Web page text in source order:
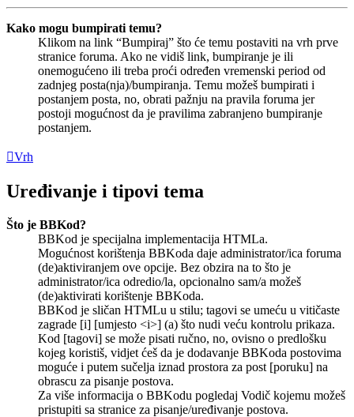
Kako mogu bumpirati temu?
Klikom na link “Bumpiraj” što će temu postaviti na vrh prve
stranice foruma. Ako ne vidiš link, bumpiranje je ili
onemogućeno ili treba proći određen vremenski period od
zadnjeg posta(nja)/bumpiranja. Temu možeš bumpirati i
postanjem posta, no, obrati pažnju na pravila foruma jer
postoji mogućnost da je pravilima zabranjeno bumpiranje
postanjem.
Vrh
Uređivanje i tipovi tema
Što je BBKod?
BBKod je specijalna implementacija HTMLa.
Mogućnost korištenja BBKoda daje administrator/ica foruma
(de)aktiviranjem ove opcije. Bez obzira na to što je
administrator/ica odredio/la, opcionalno sam/a možeš
(de)aktivirati korištenje BBKoda.
BBKod je sličan HTMLu u stilu; tagovi se umeću u vitičaste
zagrade [i] [umjesto <i>] (a) što nudi veću kontrolu prikaza.
Kod [tagovi] se može pisati ručno, no, ovisno o predlošku
kojeg koristiš, vidjet ćeš da je dodavanje BBKoda postovima
moguće i putem sučelja iznad prostora za post [poruku] na
obrascu za pisanje postova.
Za više informacija o BBKodu pogledaj Vodič kojemu možeš
pristupiti sa stranice za pisanje/uređivanje postova.